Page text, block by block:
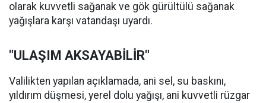
olarak kuvvetli sağanak ve gök gürültülü sağanak
yağışlara karşı vatandaşı uyardı.
"ULAŞIM AKSAYABİLİR"
Valilikten yapılan açıklamada, ani sel, su baskını,
yıldırım düşmesi, yerel dolu yağışı, ani kuvvetli rüzgar